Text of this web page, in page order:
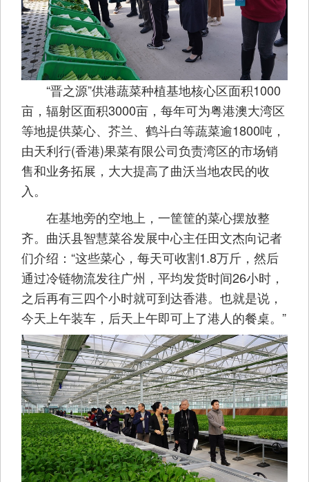
“晋之源”供港蔬菜种植基地核心区面积1000
亩，辐射区面积3000亩，每年可为粤港澳大湾区
等地提供菜心、芥兰、鹤斗白等蔬菜逾1800吨，
由天利行(香港)果菜有限公司负责湾区的市场销
售和业务拓展，大大提高了曲沃当地农民的收
入。
在基地旁的空地上，一筐筐的菜心摆放整
齐。曲沃县智慧菜谷发展中心主任田文杰向记者
们介绍：“这些菜心，每天可收割1.8万斤，然后
通过冷链物流发往广州，平均发货时间26小时，
之后再有三四个小时就可到达香港。也就是说，
今天上午装车，后天上午即可上了港人的餐桌。”